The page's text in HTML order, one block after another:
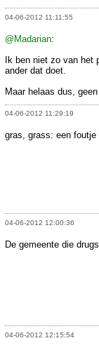
04-06-2012 11:11:55
@Madarian:
Ik ben niet zo van het
ander dat doet.
Maar helaas dus,
04-06-2012 11:29:19
gras, grass: een
04-06-2012 12:00:36
De gemeente die
04-06-2012 12:15:54